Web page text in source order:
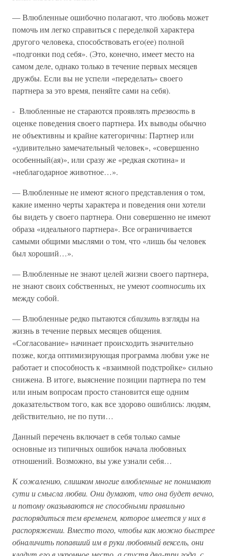
— Влюбленные ошибочно полагают, что любовь может
помочь им легко справиться с переделкой характера
другого человека, способствовать его(ее) полной
«подгонки под себя». (Это, конечно, имеет место на
самом деле, однако только в течение первых месяцев
дружбы. Если вы не успели «переделать» своего
партнера за это время, пеняйте сами на себя).
- Влюбленные не стараются проявлятьтрезвостьв
оценке поведения своего партнера. Их выводы обычно
не объективны и крайне категоричны: Партнер или
«удивительно замечательный человек», «совершенно
особенный(ая)», или сразу же «редкая скотина» и
«неблагодарное животное…».
— Влюбленные не имеют ясного представления о том,
какие именно черты характера и поведения они хотели
бы видеть у своего партнера. Они совершенно не имеют
образа «идеального партнера». Все ограничивается
самыми общими мыслями о том, что «лишь бы человек
был хороший…».
— Влюбленные не знают целей жизни своего партнера,
не знают своих собственных, не умеютсоотноситьих
между собой.
— Влюбленные редко пытаютсясблизитьвзгляды на
жизнь в течение первых месяцев общения.
«Согласование» начинает происходить значительно
позже, когда оптимизирующая программа любви уже не
работает и способность к «взаимной подстройке» сильно
снижена. В итоге, выяснение позиции партнера по тем
или иным вопросам просто становится еще одним
доказательством того, как все здорово ошиблись: людям,
действительно, не по пути…
Данный перечень включает в себя только самые
основные из типичных ошибок начала любовных
отношений. Возможно, вы уже узнали себя…
К сожалению, слишком многие влюбленные не понимают
сути и смысла любви. Они думают, что она будет вечно,
и потому оказываются не способными правильно
распорядиться тем временем, которое имеется у них в
распоряжении. Вместо того, чтобы как можно быстрее
обналичить попавший им в руки любовный вексель, они